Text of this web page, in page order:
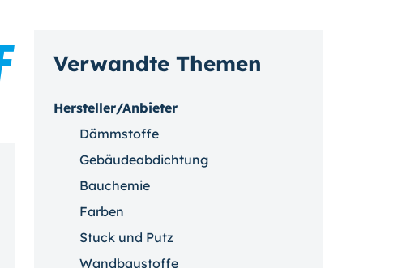
Verwandte Themen
Hersteller/Anbieter
Dämmstoffe
Gebäudeabdichtung
Bauchemie
Farben
Stuck und Putz
Wandbaustoffe